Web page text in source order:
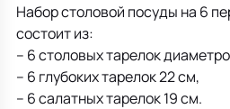
Набор столовой посуды на 6
состоит из:
– 6 столовых тарелок
– 6 глубоких тарелок 22 см,
– 6 салатных тарелок 19 см.